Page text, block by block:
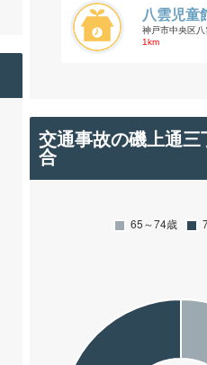
八雲児童
神戸市中央区
1km
交通事故の磯上通三
合